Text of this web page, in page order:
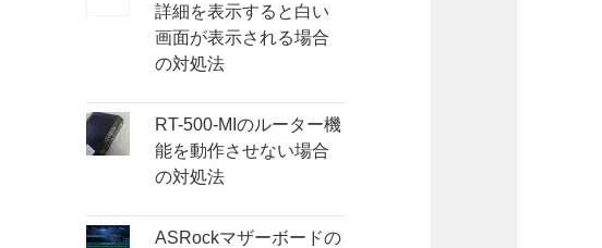
詳細を表示すると白い
画面が表示される場合
の対処法
RT-500-MIのルーター機
能を動作させない場合
の対処法
ASRockマザーボードの